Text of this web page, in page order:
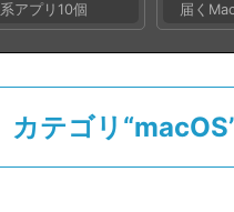
系アプリ10個
届く
カテゴリ